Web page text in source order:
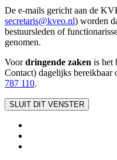
De e-mails gericht aan de
secretaris@kveo.nl) worden
bestuursleden of
genomen.
Voordringende zaken is het
Contact) dagelijks bereikbaar
787 110.
SLUIT DIT VENSTER